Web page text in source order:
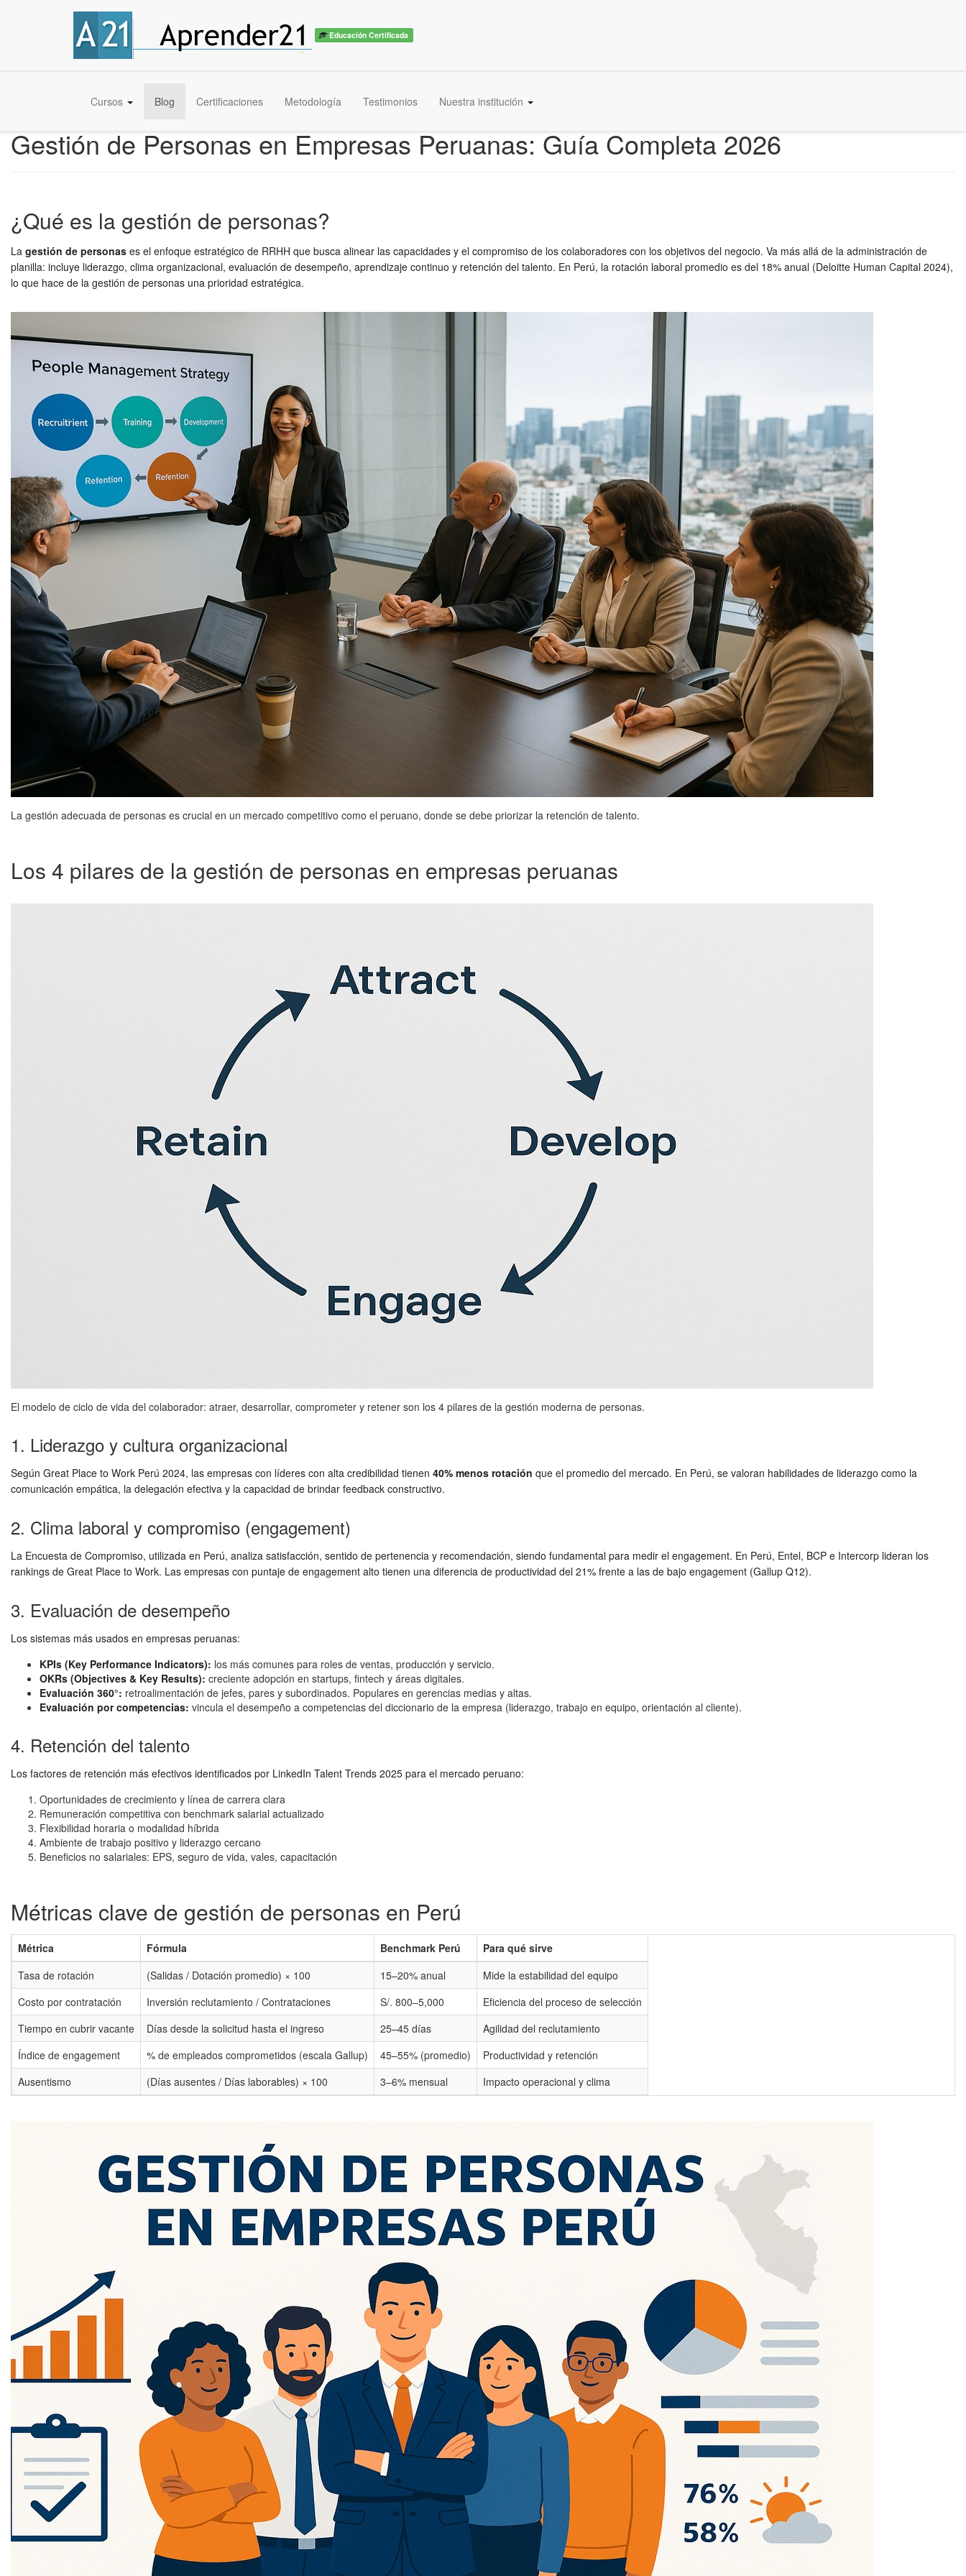
Educación Certificada
Cursos Blog Certificaciones Metodología Testimonios Nuestra institución
Gestión de Personas en Empresas Peruanas: Guía Completa 2026
¿Qué es la gestión de personas?
La gestión de personas es el enfoque estratégico de RRHH que busca alinear las capacidades y el compromiso de los colaboradores con los objetivos del negocio. Va más allá de la administración de
planilla: incluye liderazgo, clima organizacional, evaluación de desempeño, aprendizaje continuo y retención del talento. En Perú, la rotación laboral promedio es del 18% anual (Deloitte Human Capital 2024),
lo que hace de la gestión de personas una prioridad estratégica.
La gestión adecuada de personas es crucial en un mercado competitivo como el peruano, donde se debe priorizar la retención de talento.
Los 4 pilares de la gestión de personas en empresas peruanas
El modelo de ciclo de vida del colaborador: atraer, desarrollar, comprometer y retener son los 4 pilares de la gestión moderna de personas.
1. Liderazgo y cultura organizacional
Según Great Place to Work Perú 2024, las empresas con líderes con alta credibilidad tienen 40% menos rotación que el promedio del mercado. En Perú, se valoran habilidades de liderazgo como la
comunicación empática, la delegación efectiva y la capacidad de brindar feedback constructivo.
2. Clima laboral y compromiso (engagement)
La Encuesta de Compromiso, utilizada en Perú, analiza satisfacción, sentido de pertenencia y recomendación, siendo fundamental para medir el engagement. En Perú, Entel, BCP e Intercorp lideran los
rankings de Great Place to Work. Las empresas con puntaje de engagement alto tienen una diferencia de productividad del 21% frente a las de bajo engagement (Gallup Q12).
3. Evaluación de desempeño
Los sistemas más usados en empresas peruanas:
KPIs (Key Performance Indicators): los más comunes para roles de ventas, producción y servicio.
OKRs (Objectives & Key Results): creciente adopción en startups, fintech y áreas digitales.
Evaluación 360°: retroalimentación de jefes, pares y subordinados. Populares en gerencias medias y altas.
Evaluación por competencias: vincula el desempeño a competencias del diccionario de la empresa (liderazgo, trabajo en equipo, orientación al cliente).
4. Retención del talento
Los factores de retención más efectivos identificados por LinkedIn Talent Trends 2025 para el mercado peruano:
Oportunidades de crecimiento y línea de carrera clara
Remuneración competitiva con benchmark salarial actualizado
Flexibilidad horaria o modalidad híbrida
Ambiente de trabajo positivo y liderazgo cercano
Beneficios no salariales: EPS, seguro de vida, vales, capacitación
Métricas clave de gestión de personas en Perú
Métrica Fórmula Benchmark Perú
Para qué sirve
Tasa de rotación
(Salidas / Dotación promedio) × 100 15–20% anual
Mide la estabilidad del equipo
Costo por contratación
Inversión reclutamiento / Contrataciones S/. 800–5,000
Eficiencia del proceso de selección
Tiempo en cubrir vacante
Días desde la solicitud hasta el ingreso 25–45 días
Agilidad del reclutamiento
Índice de engagement
% de empleados comprometidos (escala Gallup) 45–55% (promedio)
Productividad y retención
Ausentismo
(Días ausentes / Días laborables) × 100 3–6% mensual Impacto operacional y clima